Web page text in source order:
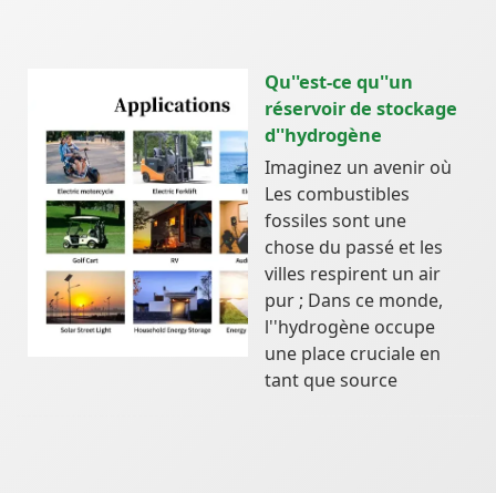
Qu''est-ce qu''un
réservoir de stockage
d''hydrogène
Imaginez un avenir où
Les combustibles
fossiles sont une
chose du passé et les
villes respirent un air
pur ; Dans ce monde,
l''hydrogène occupe
une place cruciale en
tant que source